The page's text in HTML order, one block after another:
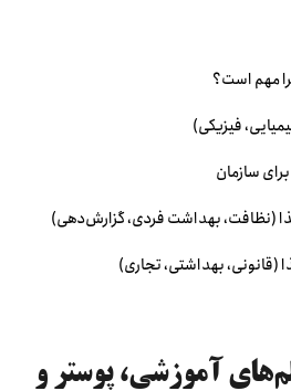
مهم است؟
فیزیکی)
(نظافت، بهداشت فردی، گزارش‌دهی)
(قانونی، بهداشتی، تجاری)
آموزشی، پوستر و